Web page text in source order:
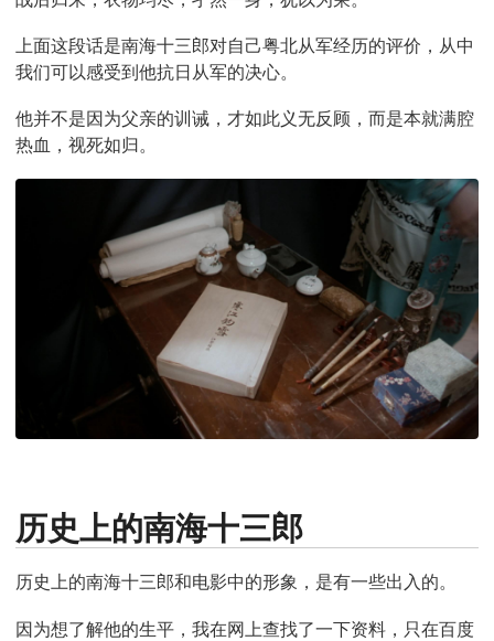
上面这段话是南海十三郎对自己粤北从军经历的评价，从中
我们可以感受到他抗日从军的决心。
他并不是因为父亲的训诫，才如此义无反顾，而是本就满腔
热血，视死如归。
历史上的南海十三郎
历史上的南海十三郎和电影中的形象，是有一些出入的。
因为想了解他的生平，我在网上查找了一下资料，只在百度